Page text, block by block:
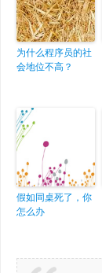
为什么程序员的社
会地位不高？
假如同桌死了，你
怎么办